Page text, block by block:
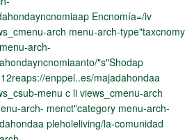
Encnomía=/iv
arch menu-arch-type"taxcnomy
arch-
"s"Shodap
enppel..es/majadahondaa
menu c li views_cmenu-arch
arch- menct"category menu-arch-
pleholeliving/la-comunidad